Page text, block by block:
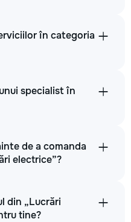
în categoria
specialist în
de a comanda
electrice”?
din „Lucrări
tine?